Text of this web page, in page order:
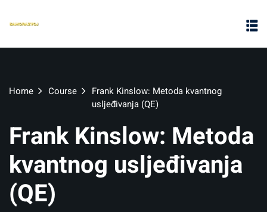
Home Course
Frank Kinslow: Metoda kvantnog
usljeđivanja (QE)
Frank Kinslow: Metoda
kvantnog usljeđivanja
(QE)